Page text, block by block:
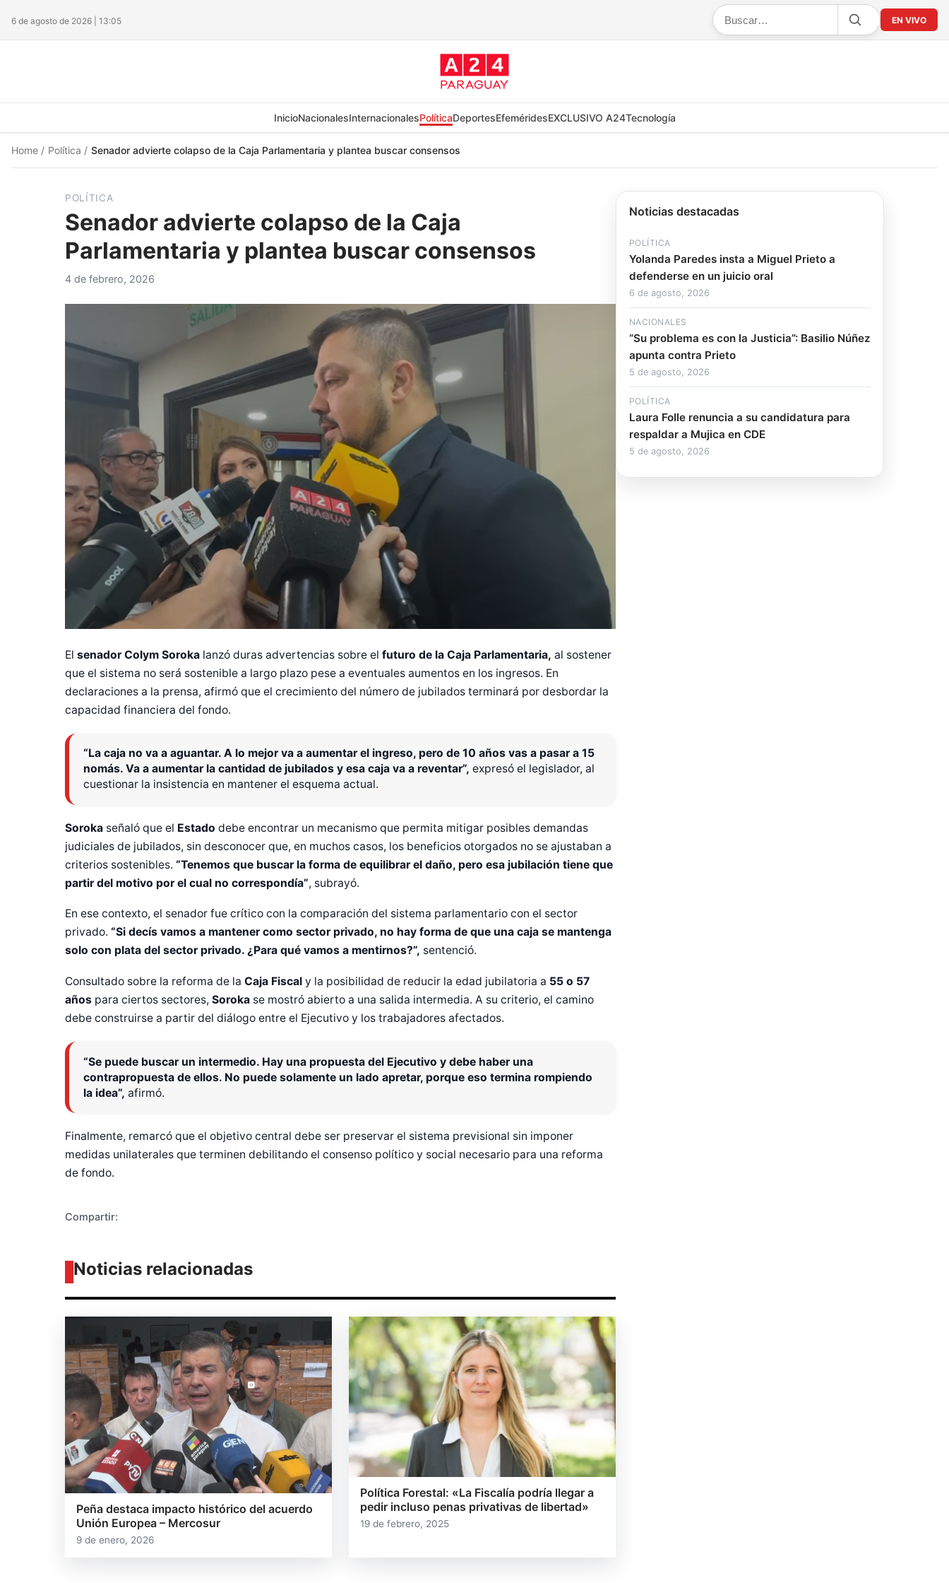
6 de agosto de 2026 | 13:05 EN VIVO
InicioNacionalesInternacionalesPolíticaDeportesEfeméridesEXCLUSIVO A24Tecnología
Home / Política / Senador advierte colapso de la Caja Parlamentaria y plantea buscar consensos
POLÍTICA
Senador advierte colapso de la Caja
Parlamentaria y plantea buscar consensos
4 de febrero, 2026
El senador Colym Soroka lanzó duras advertencias sobre el futuro de la Caja Parlamentaria, al sostener
que el sistema no será sostenible a largo plazo pese a eventuales aumentos en los ingresos. En
declaraciones a la prensa, afirmó que el crecimiento del número de jubilados terminará por desbordar la
capacidad financiera del fondo.
“La caja no va a aguantar. A lo mejor va a aumentar el ingreso, pero de 10 años vas a pasar a 15
nomás. Va a aumentar la cantidad de jubilados y esa caja va a reventar”, expresó el legislador, al
cuestionar la insistencia en mantener el esquema actual.
Soroka señaló que el Estado debe encontrar un mecanismo que permita mitigar posibles demandas
judiciales de jubilados, sin desconocer que, en muchos casos, los beneficios otorgados no se ajustaban a
criterios sostenibles. “Tenemos que buscar la forma de equilibrar el daño, pero esa jubilación tiene que
partir del motivo por el cual no correspondía”, subrayó.
En ese contexto, el senador fue crítico con la comparación del sistema parlamentario con el sector
privado. “Si decís vamos a mantener como sector privado, no hay forma de que una caja se mantenga
solo con plata del sector privado. ¿Para qué vamos a mentirnos?”, sentenció.
Consultado sobre la reforma de la Caja Fiscal y la posibilidad de reducir la edad jubilatoria a 55 o 57
años para ciertos sectores, Soroka se mostró abierto a una salida intermedia. A su criterio, el camino
debe construirse a partir del diálogo entre el Ejecutivo y los trabajadores afectados.
“Se puede buscar un intermedio. Hay una propuesta del Ejecutivo y debe haber una
contrapropuesta de ellos. No puede solamente un lado apretar, porque eso termina rompiendo
la idea”, afirmó.
Finalmente, remarcó que el objetivo central debe ser preservar el sistema previsional sin imponer
medidas unilaterales que terminen debilitando el consenso político y social necesario para una reforma
de fondo.
Compartir:
Noticias relacionadas
Peña destaca impacto histórico del acuerdo
Unión Europea – Mercosur
9 de enero, 2026
Política Forestal: «La Fiscalía podría llegar a
pedir incluso penas privativas de libertad»
19 de febrero, 2025
Noticias destacadas
POLÍTICA
Yolanda Paredes insta a Miguel Prieto a
defenderse en un juicio oral
6 de agosto, 2026
NACIONALES
“Su problema es con la Justicia”: Basilio Núñez
apunta contra Prieto
5 de agosto, 2026
POLÍTICA
Laura Folle renuncia a su candidatura para
respaldar a Mujica en CDE
5 de agosto, 2026